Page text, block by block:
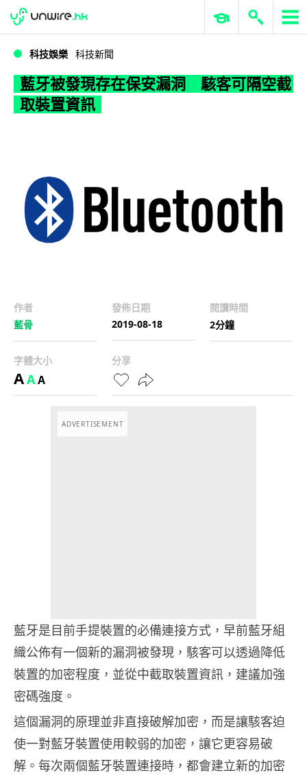
WWDC 2026 ERP 與商業 AI
科技娛樂 科技新聞
藍牙被發現存在保安漏洞 駭客可隔空截
取裝置資訊
作者
藍骨
發佈日期
2019-08-18
閱讀時間
2分鐘
字體大小
AAA
分享
ADVERTISEMENT
藍牙是目前手提裝置的必備連接方式，早前藍牙組
織公佈有一個新的漏洞被發現，駭客可以透過降低
裝置的加密程度，並從中截取裝置資訊，建議加強
密碼強度。
這個漏洞的原理並非直接破解加密，而是讓駭客迫
使一對藍牙裝置使用較弱的加密，讓它更容易破
解。每次兩個藍牙裝置連接時，都會建立新的加密